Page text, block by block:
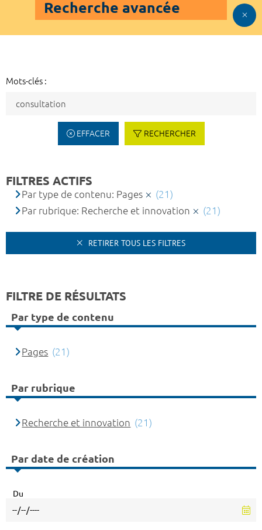
Recherche avancée
Mots-clés :
EFFACER RECHERCHER
FILTRES ACTIFS
Par type de contenu: Pages
(21)
Par rubrique: Recherche et innovation
(21)
RETIRER TOUS LES FILTRES
FILTRE DE RÉSULTATS
Par type de contenu
Pages (21)
Par rubrique
Recherche et innovation (21)
Par date de création
Du